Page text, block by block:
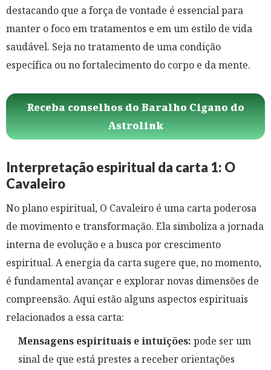
destacando que a força de vontade é essencial para
manter o foco em tratamentos e em um estilo de vida
saudável. Seja no tratamento de uma condição
específica ou no fortalecimento do corpo e da mente.
Receba conselhos do Baralho Cigano do
Astrolink
Interpretação espiritual da carta 1: O
Cavaleiro
No plano espiritual, O Cavaleiro é uma carta poderosa
de movimento e transformação. Ela simboliza a jornada
interna de evolução e a busca por crescimento
espiritual. A energia da carta sugere que, no momento,
é fundamental avançar e explorar novas dimensões de
compreensão. Aqui estão alguns aspectos espirituais
relacionados a essa carta:
Mensagens espirituais e intuições: pode ser um
sinal de que está prestes a receber orientações